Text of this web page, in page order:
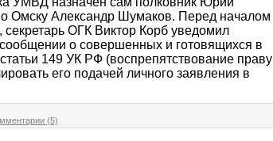
Омску Александр Шумаков. Перед началом
ОГК Виктор Корб уведомил
о совершенных и готовящихся в
149 УК РФ (воспрепятствование праву
его подачей личного заявления в
(5)